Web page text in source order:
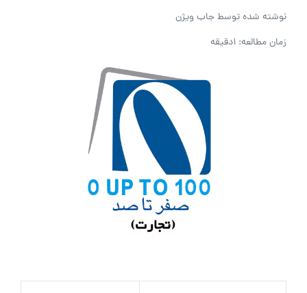
نوشته شده توسطجاب ویژن
زمان مطالعه: 1دقیقه